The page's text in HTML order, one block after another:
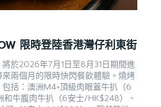
限時登陸香港灣仔利東街
於2026年7月1日至8月31日期間進
兩個月的限時快閃餐飲體驗。燒烤
括：澳洲M4+頂級肉眼蓋牛扒（6
牛腹肉牛扒（6安士/HK$248）、